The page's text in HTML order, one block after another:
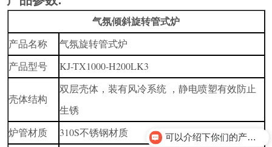
气氛倾斜旋转管式炉
产品名称
气氛旋转管式炉
产品型号
KJ-TX1000-H200LK3
壳体结构
双层壳体，装有风冷系统 ，静电喷塑有效防止
生锈
炉管材质
310S不锈钢材质 可以介绍下你们的产品么？